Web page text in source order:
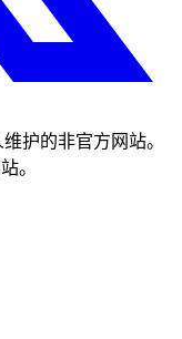
护的非官方网站。
。